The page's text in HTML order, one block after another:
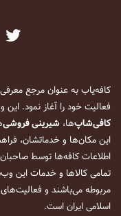
فعالیت خود را آغاز نمود.
کافی‌شاپ‌ها، شیرینی فروشی
این مکان‌ها و خدماتشان،
اطلاعات کافه‌ها توسط
تمامی کالاها و خدمات این
مربوطه می‌باشند و
اسلامی ایران است.